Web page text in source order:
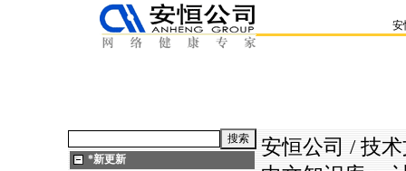
安
*新更新
安恒公司 / 技